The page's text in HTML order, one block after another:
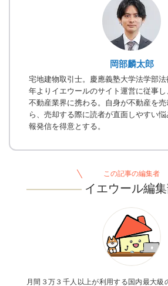
岡部麟太郎
宅地建物取引士。慶應義塾大学法学部
年よりイエウールのサイト運営に従事し
不動産業界に携わる。自身が不動産を
ら、売却する際に読者が直面しやすい
報発信を得意とする。
この記事の編集者
イエウール編
月間３万３千人以上が利用する国内最大級